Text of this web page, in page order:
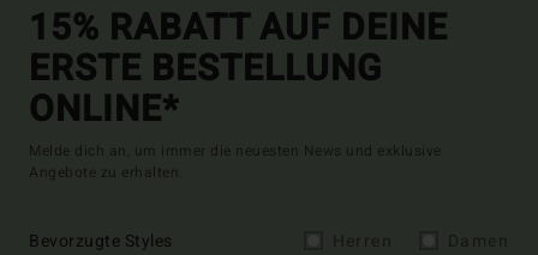
15% RABATT AUF DEINE
ERSTE BESTELLUNG
ONLINE*
Melde dich an, um immer die neuesten News und exklusive
Angebote zu erhalten.
Bevorzugte Styles